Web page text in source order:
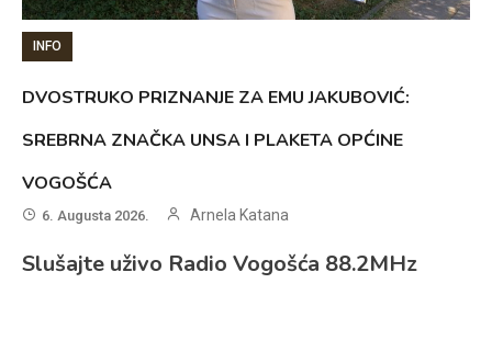
INFO
DVOSTRUKO PRIZNANJE ZA EMU JAKUBOVIĆ:
SREBRNA ZNAČKA UNSA I PLAKETA OPĆINE
VOGOŠĆA
6. Augusta 2026. Arnela Katana
Slušajte uživo Radio Vogošća 88.2MHz